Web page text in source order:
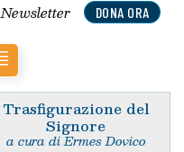
DONA ORA
Newsletter
Trasfigurazione del
Signore
a cura di Ermes Dovico